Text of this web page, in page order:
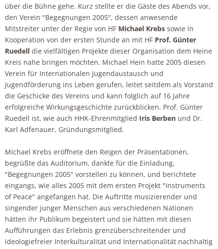
über die Bühne gehe. Kurz stellte er die Gäste des Abends vor,
den Verein "Begegnungen 2005", dessen anwesende
Mitstreiter unter der Regie von HF Michael Krebs sowie in
Kooperation von der ersten Stunde an mit HF Prof. Günter
Ruedell die vielfältigen Projekte dieser Organisation dem Heine
Kreis nahe bringen möchten. Michael Hein hatte 2005 diesen
Verein für Internationalen Jugendaustausch und
Jugendförderung ins Leben gerufen, leitet seitdem als Vorstand
die Geschicke des Vereins und kann folglich auf 16 Jahre
erfolgreiche Wirkungsgeschichte zurückblicken. Prof. Günter
Ruedell ist, wie auch HHK-Ehrenmitglied Iris Berben und Dr.
Karl Adfenauer, Gründungsmitglied.
Michael Krebs eröffnete den Reigen der Präsentationen,
begrüßte das Auditorium, dankte für die Einladung,
"Begegnungen 2005" vorstellen zu können, und berichtete
eingangs, wie alles 2005 mit dem ersten Projekt "Instruments
of Peace" angefangen hat. Die Auftritte musizierender und
singender junger Menschen aus verschiedenen Nationen
hätten ihr Publikum begeistert und sie hätten mit diesen
Aufführungen das Erlebnis grenzüberschreitender und
ideologiefreier Interkulturalität und Internationalität nachhaltig